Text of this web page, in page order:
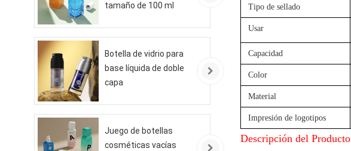
Tipo de sellado
Usar
Capacidad
Color
Material
Impresión de logotipos
Descripción del Producto
tamaño de 100 ml
Botella de vidrio para
base líquida de doble
capa
Juego de botellas
cosméticas vacías